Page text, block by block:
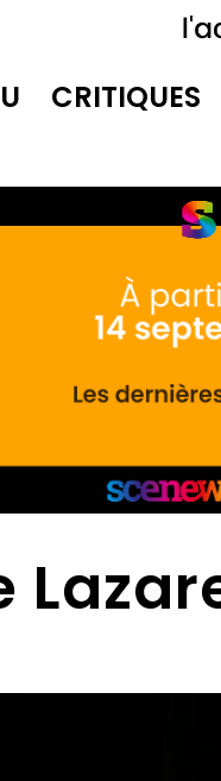
CRITIQUES